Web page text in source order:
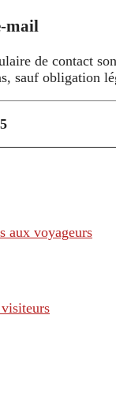
mail
de contact
sauf obligation
aux voyageurs